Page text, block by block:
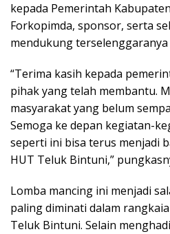
kepada Pemerintah
Forkopimda, sponsor, serta
mendukung
“Terima kasih kepada
pihak yang telah membantu.
masyarakat yang belum
Semoga ke depan kegiatan-
seperti ini bisa terus menjadi
HUT Teluk Bintuni,”
Lomba mancing ini menjadi
paling diminati dalam
Teluk Bintuni. Selain